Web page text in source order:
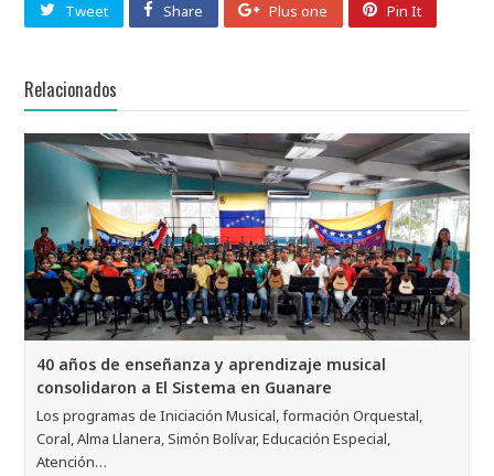
Tweet Share Plus one Pin It
Relacionados
40 años de enseñanza y aprendizaje musical
consolidaron a El Sistema en Guanare
Los programas de Iniciación Musical, formación Orquestal,
Coral, Alma Llanera, Simón Bolívar, Educación Especial,
Atención…